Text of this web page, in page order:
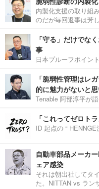
内製化支援の取り組
のだが毎回返事は芳
「守る」だけでな
事
日本プルーフポイン
「脆弱性管理はレ
的に魅力がないと
Tenable 阿部淳平が
「これってゼロト
ID 起点の “
自動車部品メーカ
ェア感染
それは朝出社してタ
た。NITTAN vs ラン